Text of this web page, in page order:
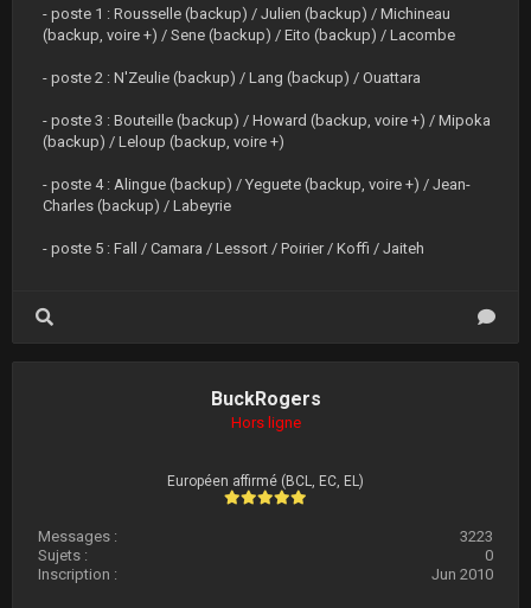
- poste 1 : Rousselle (backup) / Julien (backup) / Michineau
(backup, voire +) / Sene (backup) / Eito (backup) / Lacombe
- poste 2 : N'Zeulie (backup) / Lang (backup) / Ouattara
- poste 3 : Bouteille (backup) / Howard (backup, voire +) / Mipoka
(backup) / Leloup (backup, voire +)
- poste 4 : Alingue (backup) / Yeguete (backup, voire +) / Jean-
Charles (backup) / Labeyrie
- poste 5 : Fall / Camara / Lessort / Poirier / Koffi / Jaiteh
BuckRogers
Hors ligne
Européen affirmé (BCL, EC, EL)
Messages :
3223
Sujets :
0
Inscription :
Jun 2010